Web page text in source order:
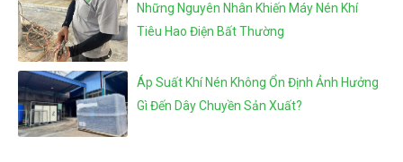
Những Nguyên Nhân Khiến Máy Nén Khí
Tiêu Hao Điện Bất Thường
Áp Suất Khí Nén Không Ổn Định Ảnh Hưởng
Gì Đến Dây Chuyền Sản Xuất?